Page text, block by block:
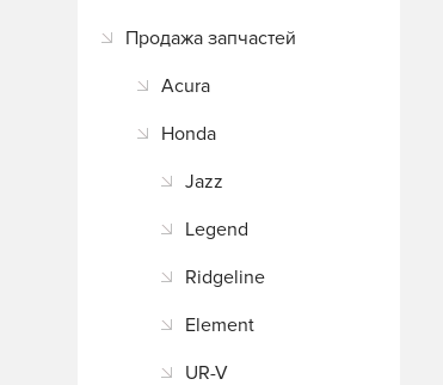
Продажа запчастей
Acura
Honda
Jazz
Legend
Ridgeline
Element
UR-V